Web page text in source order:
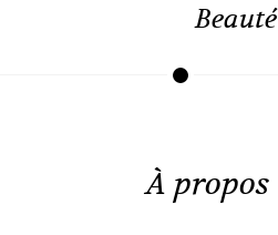
Beauté
À propos